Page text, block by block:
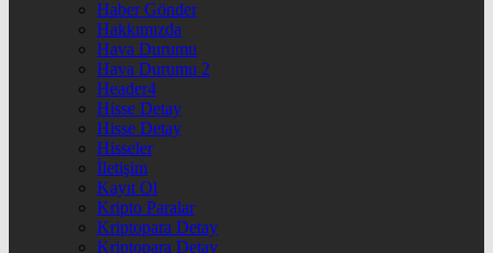
Haber Gönder
Hakkımızda
Hava Durumu
Hava Durumu 2
Header4
Hisse Detay
Hisse Detay
Hisseler
İletişim
Kayıt Ol
Kripto Paralar
Kriptopara Detay
Kriptopara Detay